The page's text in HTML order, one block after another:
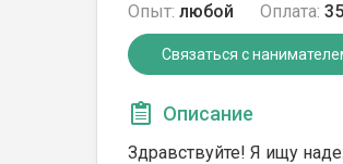
Опыт: любой Оплата:
Связаться с
Описание
Здравствуйте! Я ищу